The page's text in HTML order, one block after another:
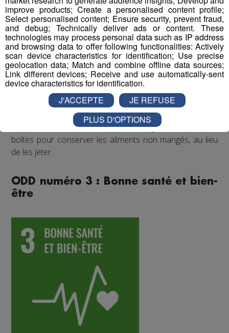
bénévoles sont diffusés.
Les collaborateurs, de manière individuelle, offrent de
leur temps, de leur argent et / ou des dons matériels à
ces structures.
Concernant la lutte contre le gaspillage alimentaire, l’un
des composants de la lutte contre la faim, elle est
présente à l’esprit des équipes du groupe Mont Blanc
Médias. Il n’existe aucun distributeur de snacks dans les
L’espace restauration dispose d’un frigo et de plusieurs
boîtes pour conserver les aliments non mangés, au lieu
de les jeter.
ODD numéro 3 : Bonne santé et bien-
être
improve products; Create a personalised content profile;
Select personalised content; Ensure security, prevent fraud,
and debug; Technically deliver ads or content. These
technologies may process personal data such as IP address
and browsing data to offer following functionalities: Actively
scan device characteristics for identification; Use precise
geolocation data; Match and combine offline data sources;
Link different devices; Receive and use automatically-sent
device characteristics for identification.
J'ACCEPTE
JE REFUSE
PLUS D'OPTIONS